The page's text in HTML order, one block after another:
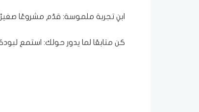
ابنِ تجربة ملموسة: قدّم مشروعًا
كن متابعًا لما يدور حولك: استمع